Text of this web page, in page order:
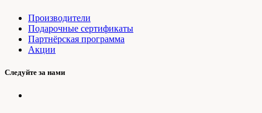
Производители
Подарочные сертификаты
Партнёрская программа
Акции
Следуйте за нами